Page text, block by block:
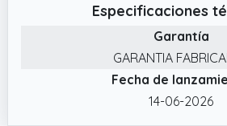
mecánicas. Producto
con estándares de calidad
un uso exigente.
✔️ Compatible con materiales
limpiador de frenos es seguro
Especificaciones
Garantía
GARANTIA
Fecha de
14-06-2026